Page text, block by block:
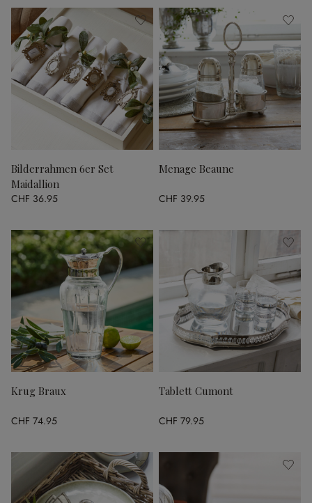
Bilderrahmen 6er Set
Maidallion
CHF 36.95
Menage Beaune
CHF 39.95
Krug Braux
CHF 74.95
Tablett Cumont
CHF 79.95